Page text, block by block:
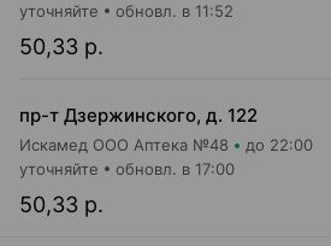
50,33 р.
уточняйте обновл. в 11:52
пр-т Дзержинского, д. 122
Искамед ООО Аптека №48 до 22:00
50,33 р.
уточняйте обновл. в 17:00